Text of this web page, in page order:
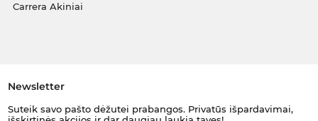
Carrera Akiniai
Newsletter
Suteik savo pašto dėžutei prabangos. Privatūs išpardavimai,